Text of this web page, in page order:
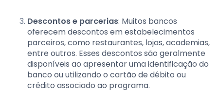
Descontos e parcerias: Muitos bancos
oferecem descontos em estabelecimentos
parceiros, como restaurantes, lojas, academias,
entre outros. Esses descontos são geralmente
disponíveis ao apresentar uma identificação do
banco ou utilizando o cartão de débito ou
crédito associado ao programa.